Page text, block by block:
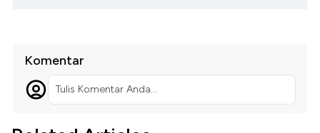
Komentar
Tulis Komentar Anda...